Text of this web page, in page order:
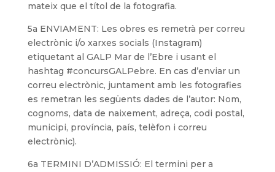
mateix que el títol de la fotografia.
5a ENVIAMENT: Les obres es remetrà per correu
electrònic i/o xarxes socials (Instagram)
etiquetant al GALP Mar de l’Ebre i usant el
hashtag #concursGALPebre. En cas d’enviar un
correu electrònic, juntament amb les fotografies
es remetran les següents dades de l’autor: Nom,
cognoms, data de naixement, adreça, codi postal,
municipi, província, país, telèfon i correu
electrònic).
6a TERMINI D’ADMISSIÓ: El termini per a